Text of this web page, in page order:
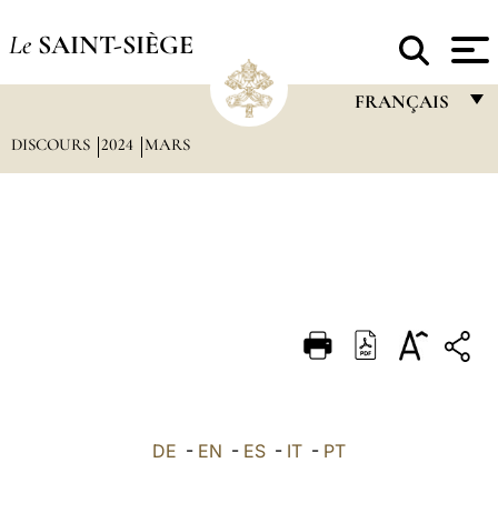
Le SAINT-SIÈGE
FRANÇAIS
DEUTSCH
DISCOURS 2024 MARS
DE - EN - ES - IT - PT